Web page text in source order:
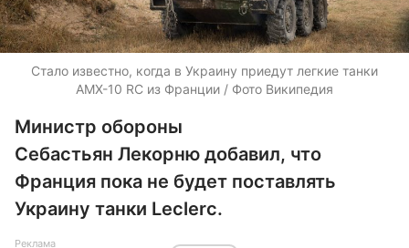
Стало известно, когда в Украину приедут легкие танки
AMX-10 RC из Франции / Фото Википедия
Министр обороны
Себастьян Лекорню добавил, что
Франция пока не будет поставлять
Украину танки Leclerc.
Реклама